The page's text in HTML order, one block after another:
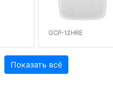
GCP-12HRE
Показать всё